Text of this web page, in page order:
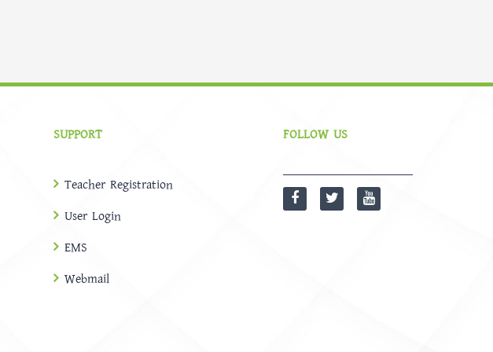
SUPPORT
Teacher Registration
User Login
EMS
Webmail
FOLLOW US